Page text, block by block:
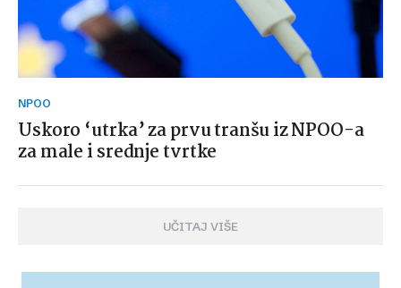
NPOO
Uskoro ‘utrka’ za prvu tranšu iz NPOO-a
za male i srednje tvrtke
UČITAJ VIŠE